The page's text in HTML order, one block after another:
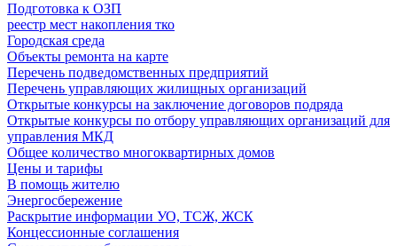
Подготовка к ОЗП
реестр мест накопления тко
Городская среда
Объекты ремонта на карте
Перечень подведомственных предприятий
Перечень управляющих жилищных организаций
Открытые конкурсы на заключение договоров подряда
Открытые конкурсы по отбору управляющих организаций для
управления МКД
Общее количество многоквартирных домов
Цены и тарифы
В помощь жителю
Энергосбережение
Раскрытие информации УО, ТСЖ, ЖСК
Концессионные соглашения